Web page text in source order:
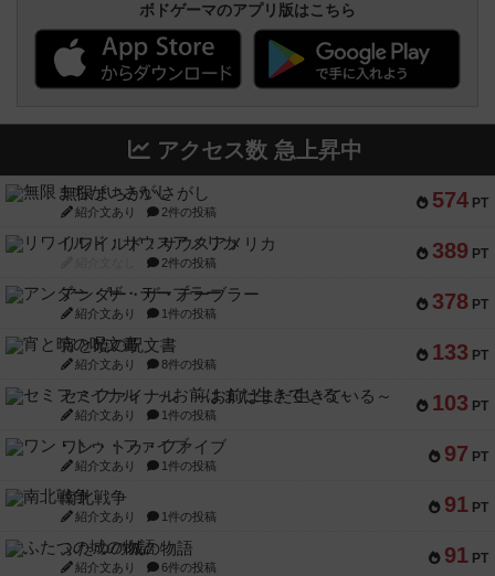
ボドゲーマのアプリ版はこちら
アクセス数 急上昇中
574 PT
無限まちがいさがし
紹介文あり 2件の投稿
389 PT
リワイルド：サウスアメリカ
2件の投稿
378 PT
アンダー・ザ・テーブラー
紹介文あり 1件の投稿
133 PT
宵と暁の呪文書
紹介文あり 8件の投稿
103 PT
セミファイナル ～お前はまだ生きている～
紹介文あり 1件の投稿
97 PT
ワン・トゥ・ファイブ
紹介文あり 1件の投稿
91 PT
南北戦争
紹介文あり 1件の投稿
91 PT
ふたつの城の物語
紹介文あり 6件の投稿